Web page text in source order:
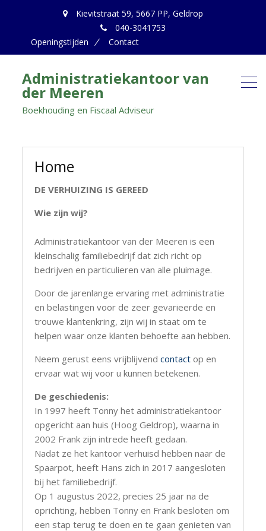
Kievitstraat 59, 5667 PP, Geldrop
040-3041753
Openingstijden
Contact
Administratiekantoor van
der Meeren
Boekhouding en Fiscaal Adviseur
Home
DE VERHUIZING IS GEREED
Wie zijn wij?
Administratiekantoor van der Meeren is een
kleinschalig familiebedrijf dat zich richt op
bedrijven en particulieren van alle pluimage.
Door de jarenlange ervaring met administratie
en belastingen voor de zeer gevarieerde en
trouwe klantenkring, zijn wij in staat om te
helpen waar onze klanten behoefte aan hebben.
Neem gerust eens vrijblijvendcontact op en
ervaar wat wij voor u kunnen betekenen.
De geschiedenis:
In 1997 heeft Tonny het administratiekantoor
opgericht aan huis (Hoog Geldrop), waarna in
2002 Frank zijn intrede heeft gedaan.
Nadat ze het kantoor verhuisd hebben naar de
Spaarpot, heeft Hans zich in 2017 aangesloten
bij het familiebedrijf.
Op 1 augustus 2022, precies 25 jaar na de
oprichting, hebben Tonny en Frank besloten om
een stap terug te doen en te gaan genieten van